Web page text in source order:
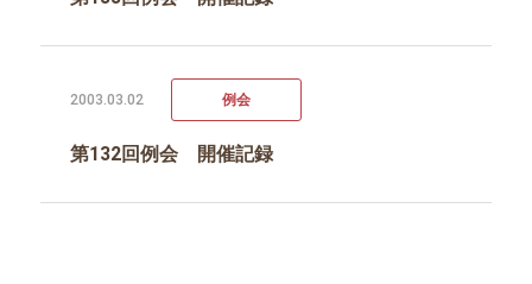
第132回例会 開催記録
2003.03.02 例会